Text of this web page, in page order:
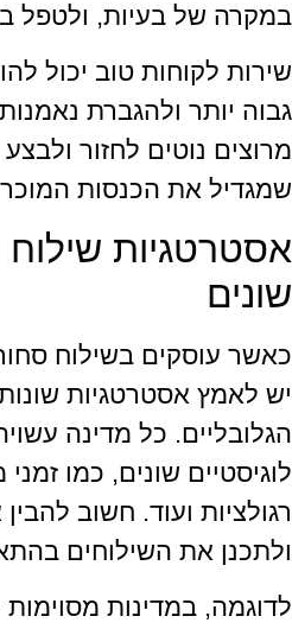
במקרה של בעיות, ולטפל
שירות לקוחות טוב יכול
גבוה יותר ולהגברת
מרוצים נוטים לחזור
שמגדיל את הכנסות
אסטרטגיות שילוח
שונים
כאשר עוסקים בשילוח
יש לאמץ אסטרטגיות
הגלובליים. כל מדינה
לוגיסטיים שונים, כמו
רגולציות ועוד. חשוב
ולתכנן את השילוחים
לדוגמה, במדינות מסוימות